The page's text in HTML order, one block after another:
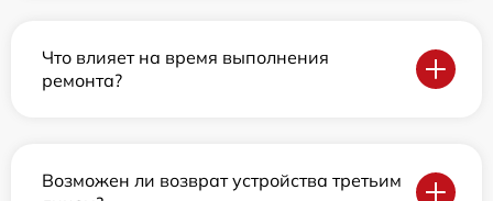
Что влияет на время выполнения
ремонта?
Возможен ли возврат устройства третьим